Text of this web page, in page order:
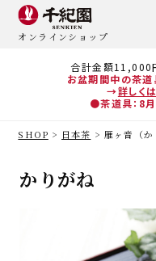
合計金額11,000
お盆期間中の茶道
→詳しく
●茶道具：8月
オンラインショップ
SHOP 日本茶 雁ヶ音（
かりがね